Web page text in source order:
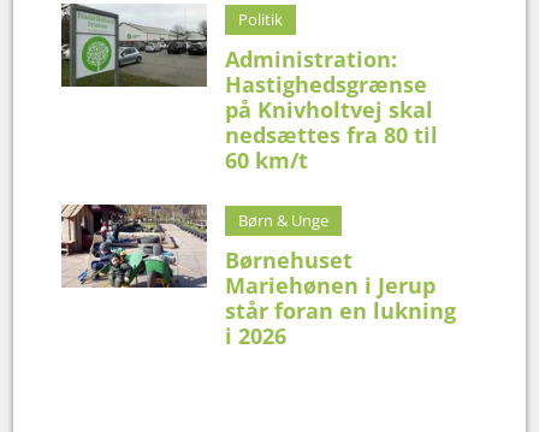
Politik
Administration:
Hastighedsgrænse
på Knivholtvej skal
nedsættes fra 80 til
60 km/t
Børn & Unge
Børnehuset
Mariehønen i Jerup
står foran en lukning
i 2026